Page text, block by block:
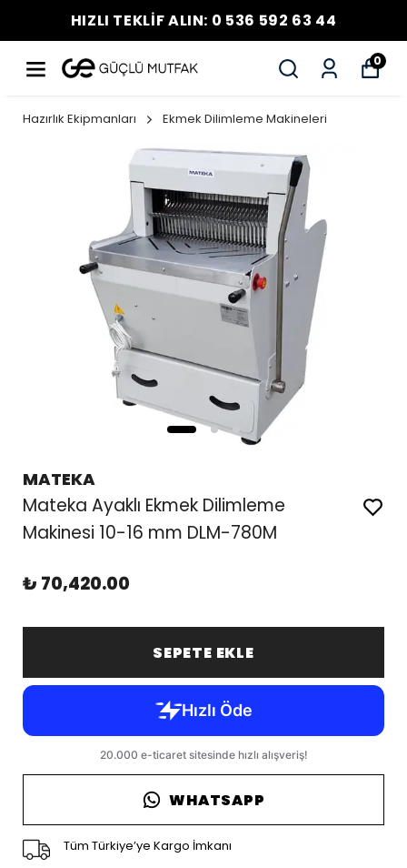
HIZLI TEKLİF ALIN: 0 536 592 63 44
0
Hazırlık Ekipmanları Ekmek Dilimleme Makineleri
MATEKA
Mateka Ayaklı Ekmek Dilimleme
Makinesi 10-16 mm DLM-780M
₺ 70,420.00
SEPETE EKLE
WHATSAPP
Tüm Türkiye’ye Kargo İmkanı